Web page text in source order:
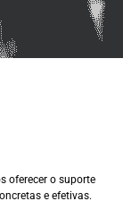
oferecer o suporte
e efetivas.